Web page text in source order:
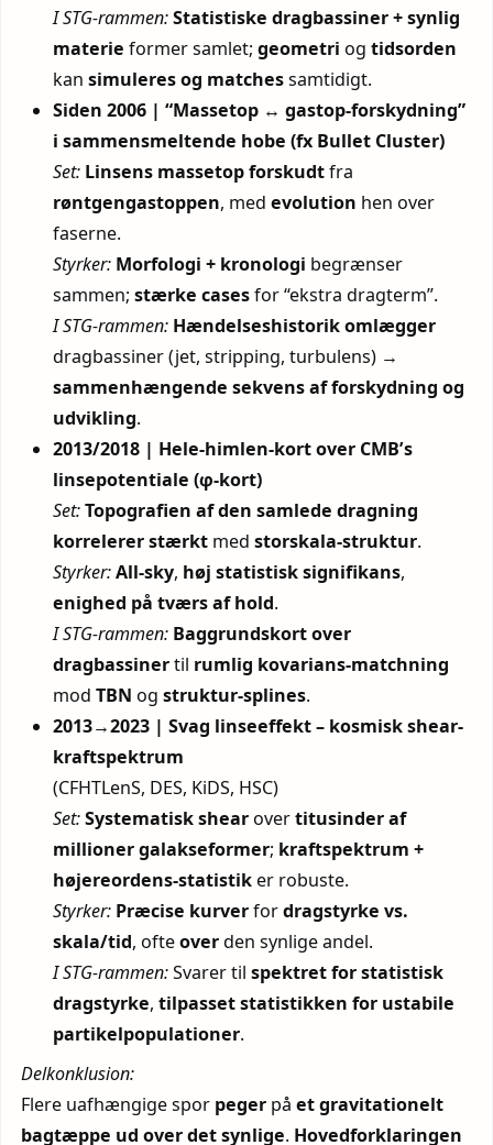
I STG-rammen:Statistiske dragbassiner + synlig
materie former samlet;geometri ogtidsorden
kansimuleres og matchessamtidigt.
Siden 2006 | “Massetop ↔ gastop-forskydning”
i sammensmeltende hobe (fx Bullet Cluster)
Set: Linsens massetopforskudtfra
røntgengastoppen, medevolution hen over
faserne.
Styrker: Morfologi + kronologi begrænser
sammen;stærke casesfor “ekstra dragterm”.
I STG-rammen: Hændelseshistorikomlægger
dragbassiner (jet, stripping, turbulens) →
sammenhængende sekvens af forskydning og
udvikling.
2013/2018 | Hele-himlen-kort over CMB’s
linsepotentiale (φ-kort)
Set:Topografien af den samlede dragning
korrelerer stærkt medstorskala-struktur.
Styrker:All-sky, høj statistisk signifikans,
enighed på tværs af hold.
I STG-rammen: Baggrundskort over
dragbassinertil rumlig kovarians-matchning
modTBN ogstruktur-splines.
2013→2023 | Svag linseeffekt – kosmisk shear-
kraftspektrum
(CFHTLenS, DES, KiDS, HSC)
Set:Systematisk shear overtitusinder af
millioner galakseformer; kraftspektrum +
højereordens-statistik er robuste.
Styrker: Præcise kurverfordragstyrke vs.
skala/tid, ofteover den synlige andel.
I STG-rammen:Svarer tilspektret for statistisk
dragstyrke,tilpassetstatistikken for ustabile
partikelpopulationer.
Delkonklusion:
Flere uafhængige spor peger på et gravitationelt
bagtæppe ud over det synlige. Hovedforklaringen